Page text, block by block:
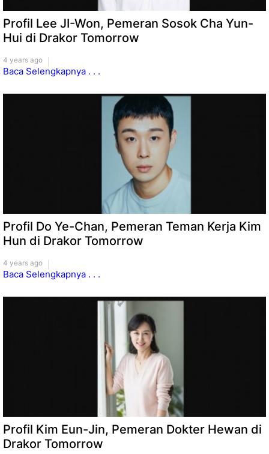
Profil Lee JI-Won, Pemeran Sosok Cha Yun-
Hui di Drakor Tomorrow
4 years ago
Baca Selengkapnya . . .
Profil Do Ye-Chan, Pemeran Teman Kerja Kim
Hun di Drakor Tomorrow
4 years ago
Baca Selengkapnya . . .
Profil Kim Eun-Jin, Pemeran Dokter Hewan di
Drakor Tomorrow